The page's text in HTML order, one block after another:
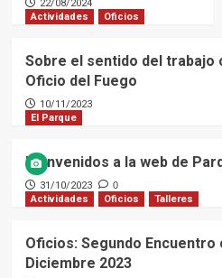
22/08/2024
Actividades
Oficios
Sobre el sentido del trabajo
Oficio del Fuego
10/11/2023
El Parque
Bienvenidos a la web de
31/10/2023 0
Actividades Oficios Talleres
Oficios: Segundo Encuentro
Diciembre 2023